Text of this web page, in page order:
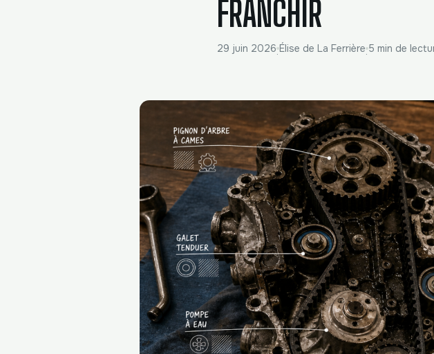
FRANCHIR
29 juin 2026·Élise de La Ferrière·5 min de